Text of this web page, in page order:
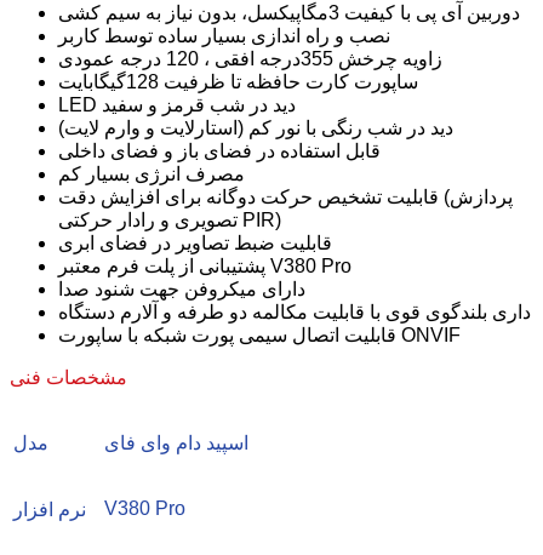
دوربین آی پی با کیفیت 3مگاپیکسل، بدون نیاز به سیم کشی
نصب و راه اندازی بسیار ساده توسط کاربر
زاویه چرخش 355درجه افقی ، 120 درجه عمودی
ساپورت کارت حافظه تا ظرفیت 128گیگابایت
LED دید در شب قرمز و سفید
دید در شب رنگی با نور کم (استارلایت و وارم لایت)
قابل استفاده در فضای باز و فضای داخلی
مصرف انرژی بسیار کم
قابلیت تشخیص حرکت دوگانه برای افزایش دقت (پردازش
تصویری و رادار حرکتی PIR)
قابلیت ضبط تصاویر در فضای ابری
پشتیبانی از پلت فرم معتبر V380 Pro
دارای میکروفن جهت شنود صدا
داری بلندگوی قوی با قابلیت مکالمه دو طرفه و آلارم دستگاه
قابلیت اتصال سیمی پورت شبکه با ساپورت ONVIF
مشخصات فنی
مدل اسپید دام وای فای
نرم افزار V380 Pro